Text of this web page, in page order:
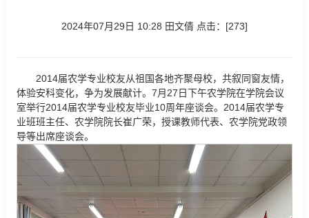
2024年07月29日 10:28 田文倩 点击：[273]
2014届农学专业校友从祖国各地齐聚母校，共叙同窗友情，
体验安科变化，争为发展献计。7月27日下午农学院在学院会议
室举行2014届农学专业校友毕业10周年座谈会。2014届农学专
业班班主任、农学院院长崔广荣，授课教师代表、农学院党政领
导等出席座谈会。